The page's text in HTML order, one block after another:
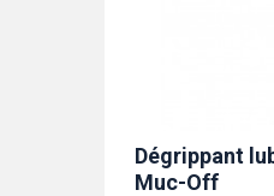
Dégrippant
Muc-Off